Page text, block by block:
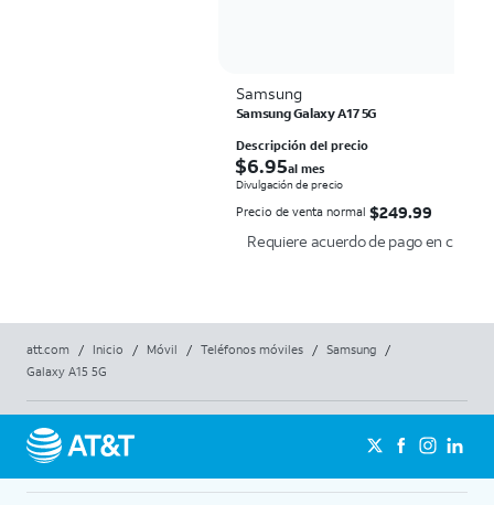
Samsung
Samsung Galaxy A17 5G
Descripción del precio
$6.95 al mes
$6.95al mes
Divulgación de precio
Precio de venta normal $249.99
$249.99
Requiere acuerdo de pago en
att.com / Inicio / Móvil / Teléfonos móviles / Samsung
/
Galaxy A15 5G